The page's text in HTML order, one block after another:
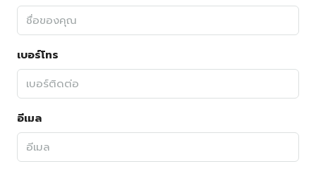
เบอร์โทร
อีเมล